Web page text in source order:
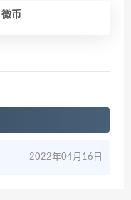
微币
2022年04月16日